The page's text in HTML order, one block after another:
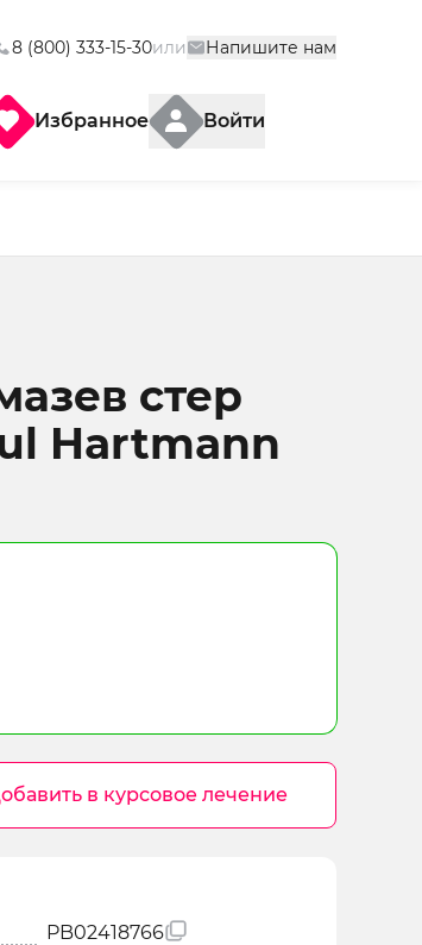
8 (800) 333-15-30или Напишите нам
Избранное Войти
стер
Hartmann
в курсовое лечение
PB02418766